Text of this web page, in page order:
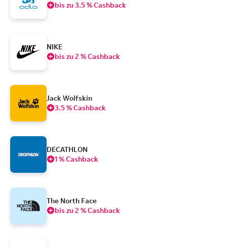
bis zu 3.5 % Cashback
NIKE
bis zu 2 % Cashback
Jack Wolfskin
3.5 % Cashback
DECATHLON
1 % Cashback
The North Face
bis zu 2 % Cashback